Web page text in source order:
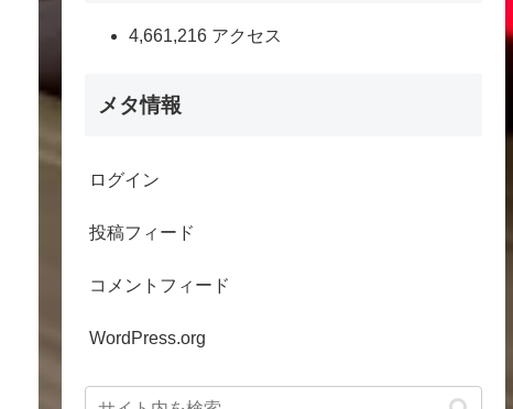
4,661,216 アクセス
メタ情報
ログイン
投稿フィード
コメントフィード
WordPress.org